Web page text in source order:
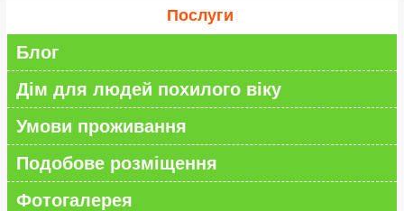
Послуги
Блог
Дім для людей похилого віку
Умови проживання
Подобове розміщення
Фотогалерея